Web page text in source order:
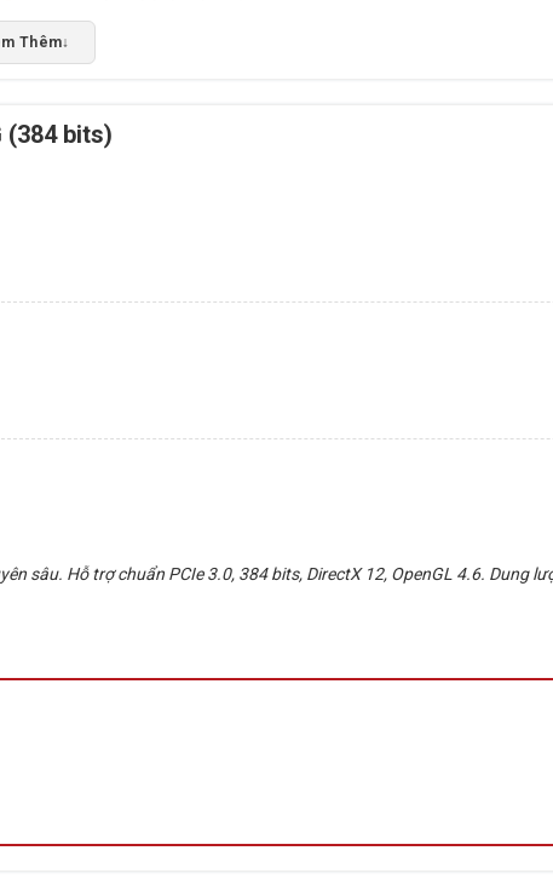
Bấm 5 sao để ủng hộ shop
Thêm↓
(384 bits)
sâu. Hỗ trợ chuẩn PCIe 3.0, 384 bits, DirectX 12, OpenGL 4.6. Dung